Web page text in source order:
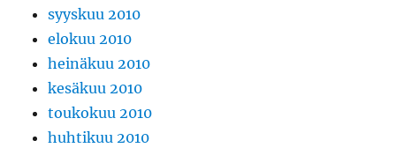
syyskuu 2010
elokuu 2010
heinäkuu 2010
kesäkuu 2010
toukokuu 2010
huhtikuu 2010